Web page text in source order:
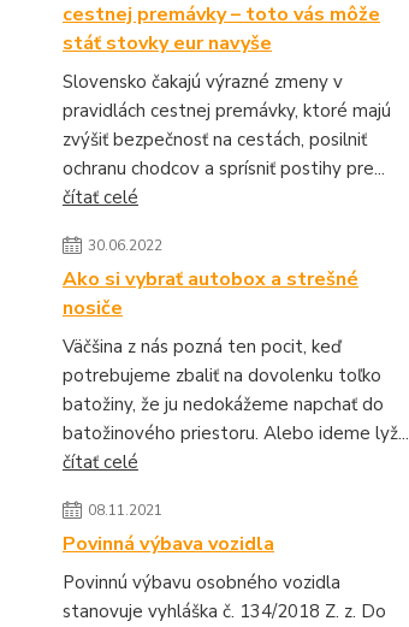
cestnej premávky – toto vás môže
stáť stovky eur navyše
Slovensko čakajú výrazné zmeny v
pravidlách cestnej premávky, ktoré majú
zvýšiť bezpečnosť na cestách, posilniť
ochranu chodcov a sprísniť postihy pre...
čítať celé
30.06.2022
Ako si vybrať autobox a strešné
nosiče
Väčšina z nás pozná ten pocit, keď
potrebujeme zbaliť na dovolenku toľko
batožiny, že ju nedokážeme napchať do
batožinového priestoru. Alebo ideme lyž...
čítať celé
08.11.2021
Povinná výbava vozidla
Povinnú výbavu osobného vozidla
stanovuje vyhláška č. 134/2018 Z. z. Do